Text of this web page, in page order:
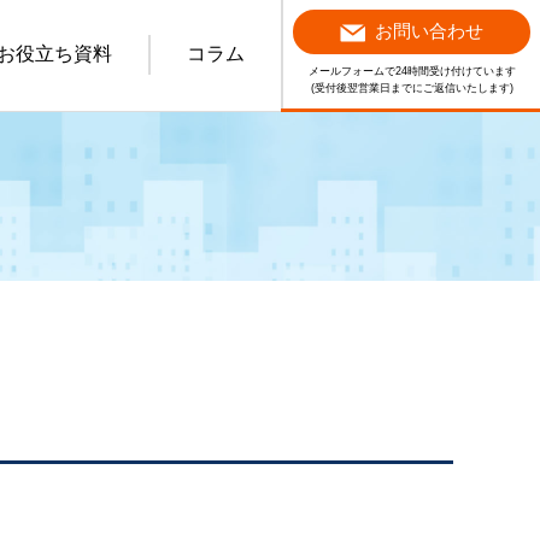
役立ち資料 コラム
お問い合わせ
メールフォームで24時間受け付けています
(受付後翌営業日までにご返信いたします)